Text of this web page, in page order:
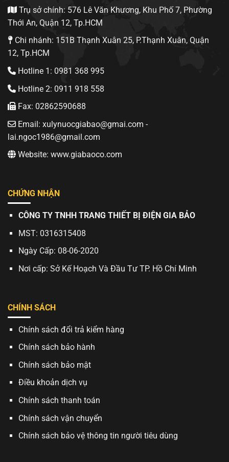
Trụ sở chính: 576 Lê Văn Khương, Khu Phố 7, Phường
Thới An, Quận 12, Tp.HCM
Chi nhánh: 151B Thạnh Xuân 25, P.Thạnh Xuân, Quận
12, Tp.HCM
Hotline 1: 0981 368 995
Hotline 2: 0911 918 558
Fax: 02862590688
Email: xulynuocgiabao@gmai.com -
lai.ngoc1986@gmail.com
Website: www.giabaoco.com
CHỨNG NHẬN
CÔNG TY TNHH TRANG THIẾT BỊ ĐIỆN GIA BẢO
MST: 0316315408
Ngày Cấp: 08-06-2020
Nơi cấp: Sở Kế Hoạch Và Đầu Tư TP. Hồ Chí Minh
CHÍNH SÁCH
Chính sách đổi trả kiểm hàng
Chính sách bảo hành
Chính sách bảo mật
Điều khoản dịch vụ
Chính sách thanh toán
Chính sách vận chuyển
Chính sách bảo vệ thông tin người tiêu dùng